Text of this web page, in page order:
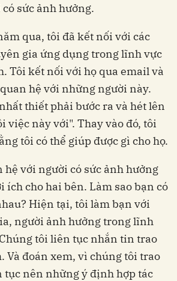
sức ảnh hưởng.
qua, tôi đã kết nối với các
gia ứng dụng trong lĩnh vực
Tôi kết nối với họ qua email và
hệ với những người này.
thiết phải bước ra và hét lên
việc này với". Thay vào đó, tôi
tôi có thể giúp được gì cho họ.
với người có sức ảnh hưởng
ích cho hai bên. Làm sao bạn có
Hiện tại, tôi làm bạn với
người ảnh hưởng trong lĩnh
tôi liên tục nhắn tin trao
Và đoán xem, vì chúng tôi trao
tục nên những ý định hợp tác